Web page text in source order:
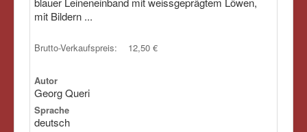
mit Bildern ...
Brutto-Verkaufspreis: 12,50 €
Autor
Georg Queri
Sprache
deutsch